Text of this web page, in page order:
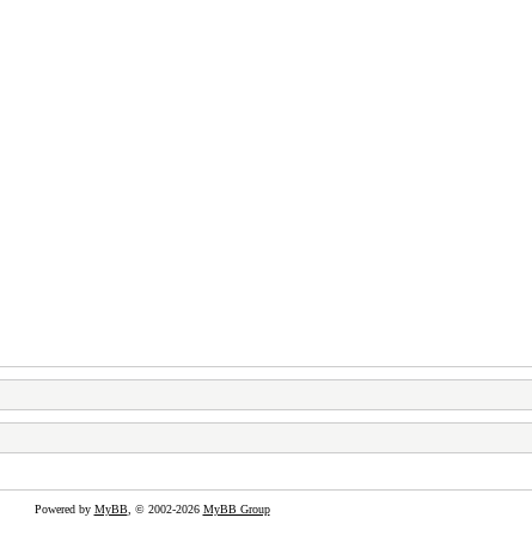
Powered by MyBB, © 2002-2026 MyBB Group